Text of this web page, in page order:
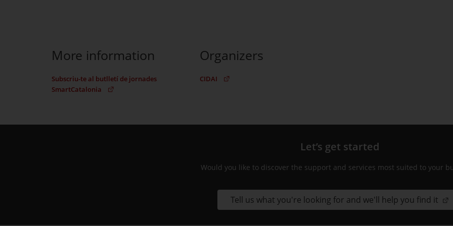
More information
Subscriu-te al butlletí de jornades
SmartCatalonia
(Opens in new window)
Organizers
CIDAI
Let’s get started
Would you like to discover the support and services most suited to your
Tell us what you're looking for and we'll help you find it